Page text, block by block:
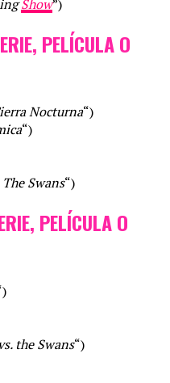
Show”)
PELÍCULA O
Nocturna“)
“)
Swans“)
PELÍCULA O
the Swans“)